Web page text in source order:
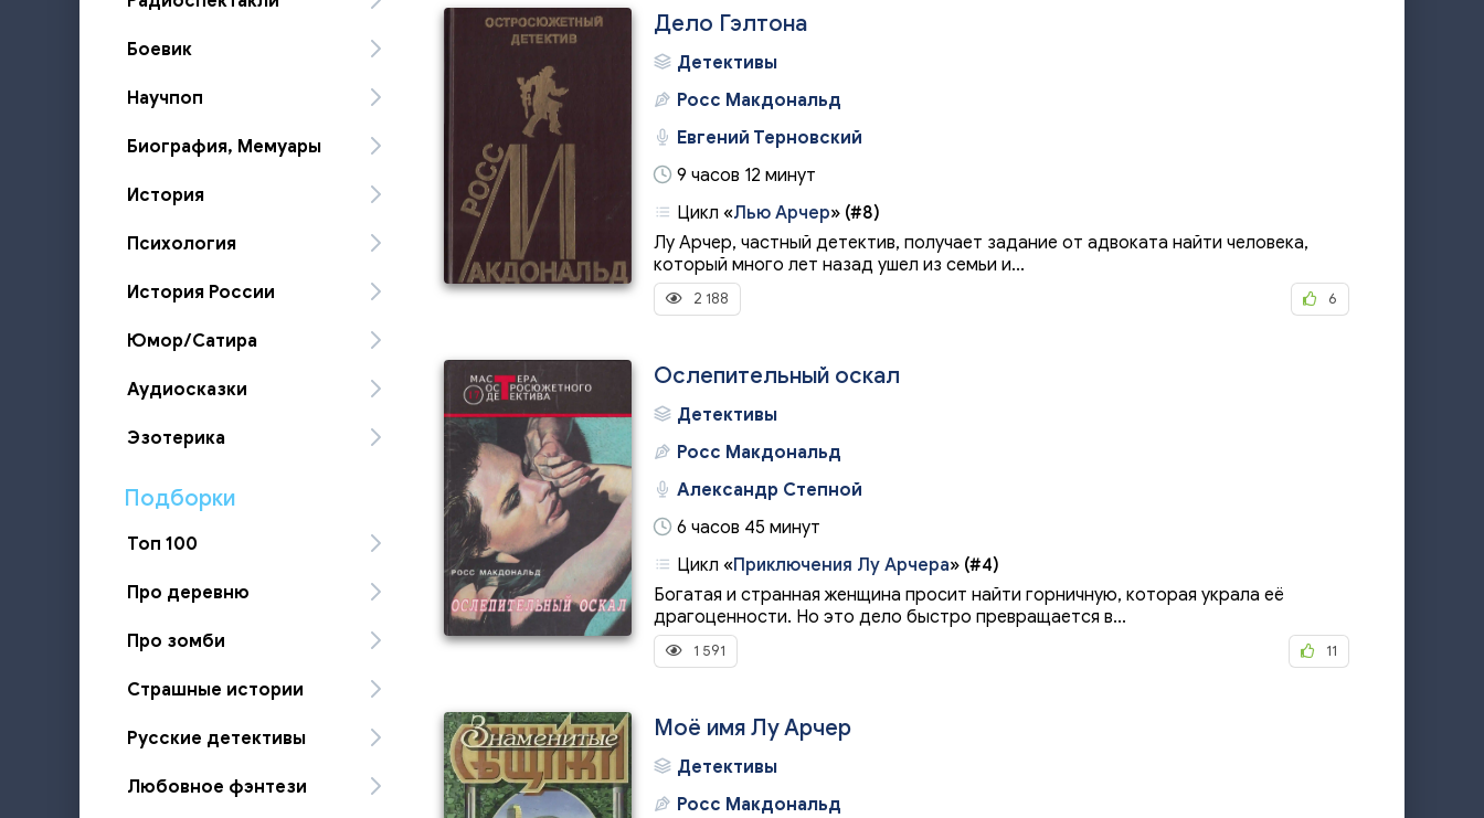
Боевик
Научпоп
Биография, Мемуары
История
Психология
История России
Юмор/Сатира
Аудиосказки
Эзотерика
Подборки
Топ 100
Про деревню
Про зомби
Страшные истории
Русские детективы
Любовное фэнтези
Дело Гэлтона
Детективы
Росс Макдональд
Евгений Терновский
9 часов 12 минут
Цикл «Лью Арчер» (#8)
Лу Арчер, частный детектив, получает задание от адвоката найти человека,
который много лет назад ушел из семьи и...
2 188 6
Ослепительный оскал
Детективы
Росс Макдональд
Александр Степной
6 часов 45 минут
Цикл «Приключения Лу Арчера» (#4)
Богатая и странная женщина просит найти горничную, которая украла её
драгоценности. Но это дело быстро превращается в...
1 591 11
Моё имя Лу Арчер
Детективы
Росс Макдональд